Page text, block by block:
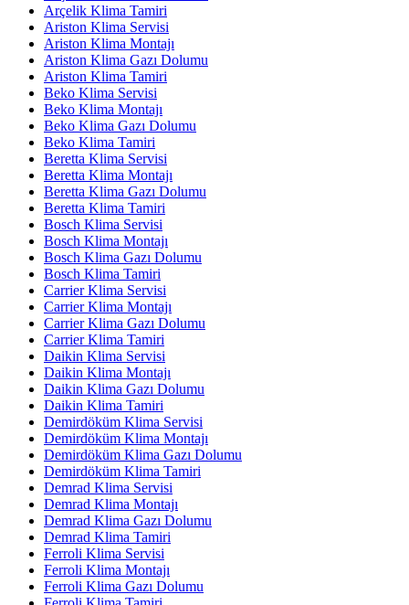
Arçelik Klima Tamiri
Ariston Klima Servisi
Ariston Klima Montajı
Ariston Klima Gazı Dolumu
Ariston Klima Tamiri
Beko Klima Servisi
Beko Klima Montajı
Beko Klima Gazı Dolumu
Beko Klima Tamiri
Beretta Klima Servisi
Beretta Klima Montajı
Beretta Klima Gazı Dolumu
Beretta Klima Tamiri
Bosch Klima Servisi
Bosch Klima Montajı
Bosch Klima Gazı Dolumu
Bosch Klima Tamiri
Carrier Klima Servisi
Carrier Klima Montajı
Carrier Klima Gazı Dolumu
Carrier Klima Tamiri
Daikin Klima Servisi
Daikin Klima Montajı
Daikin Klima Gazı Dolumu
Daikin Klima Tamiri
Demirdöküm Klima Servisi
Demirdöküm Klima Montajı
Demirdöküm Klima Gazı Dolumu
Demirdöküm Klima Tamiri
Demrad Klima Servisi
Demrad Klima Montajı
Demrad Klima Gazı Dolumu
Demrad Klima Tamiri
Ferroli Klima Servisi
Ferroli Klima Montajı
Ferroli Klima Gazı Dolumu